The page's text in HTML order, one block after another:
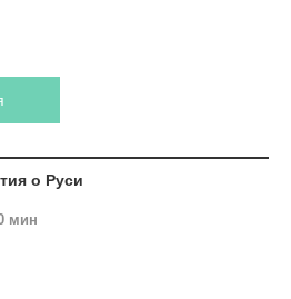
о Руси
мин